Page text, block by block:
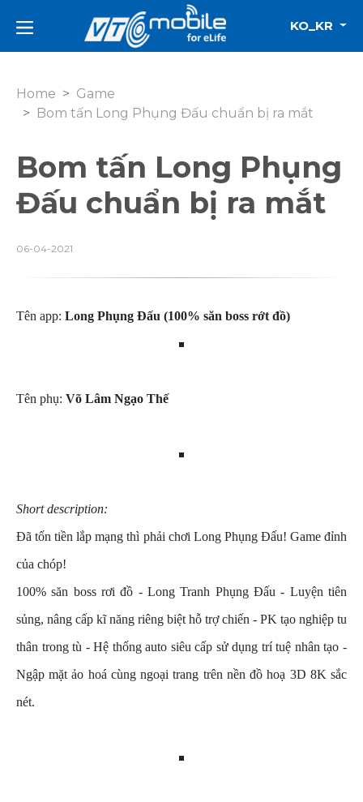
KO_KR
Home
Game
Bom tấn Long Phụng Đấu chuẩn bị ra mắt
Bom tấn Long Phụng
Đấu chuẩn bị ra mắt
06-04-2021
Tên app: Long Phụng Đấu (100% săn boss rớt đồ)
Tên phụ: Võ Lâm Ngạo Thế
Short description:
Đã tốn tiền lắp mạng thì phải chơi Long Phụng Đấu! Game đỉnh
của chóp!
100% săn boss rơi đồ - Long Tranh Phụng Đấu - Luyện tiên
sủng, nâng cấp kĩ năng riêng biệt hỗ trợ chiến - PK tạo nghiệp tu
thân trong tù - Hệ thống auto siêu cấp sử dụng trí tuệ nhân tạo -
Ngập mặt ảo hoá cùng ngoại trang trên nền đồ hoạ 3D 8K sắc
nét.